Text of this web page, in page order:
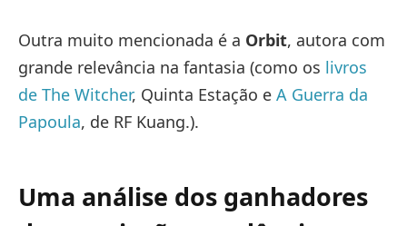
Outra muito mencionada é a Orbit, autora com
grande relevância na fantasia (como os livros
de The Witcher, Quinta Estação e A Guerra da
Papoula, de RF Kuang.).
Uma análise dos ganhadores